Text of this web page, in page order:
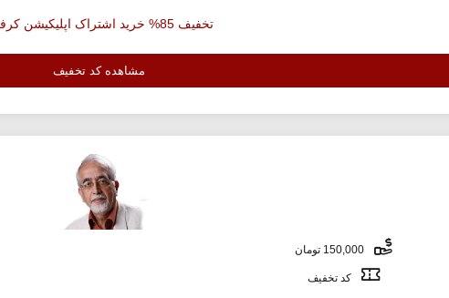
تخفیف 85% خرید اشتراک اپلیکیشن کرفس
مشاهده کد تخفیف
کد تخفیف